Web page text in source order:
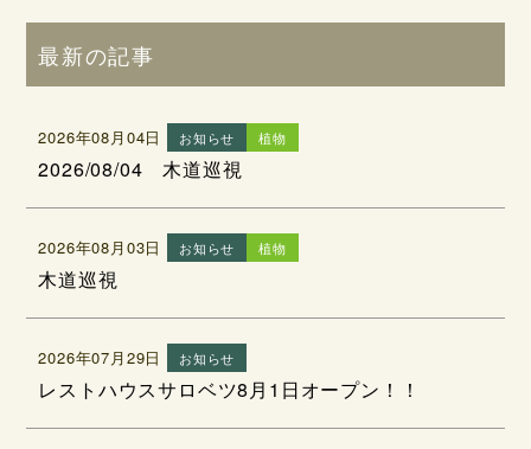
最新の記事
2026年08月04日 お知らせ 植物
2026/08/04 木道巡視
2026年08月03日 お知らせ 植物
木道巡視
2026年07月29日 お知らせ
レストハウスサロベツ8月1日オープン！！